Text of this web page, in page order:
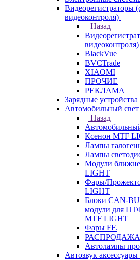
Видеорегистраторы
видеоконтроля)
Назад
видеоконтроля)
BlackVue
BVCTrade
XIAOMI
ПРОЧИЕ
РЕКЛАМА
Зарядные
Автомобильный свет
Назад
Ксенон MTF
Лампы
Лампы
Модули
LIGHT
Фары/
LIGHT
Блоки CAN-
модули для
MTF LIGHT
Фары FF.
РАСПРОДАЖА
Автолампы
Автозвук